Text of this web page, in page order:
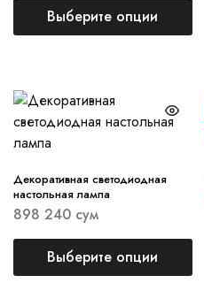
Выберите опции
Декоративная светодиодная
настольная лампа
898 240 сум
Выберите опции